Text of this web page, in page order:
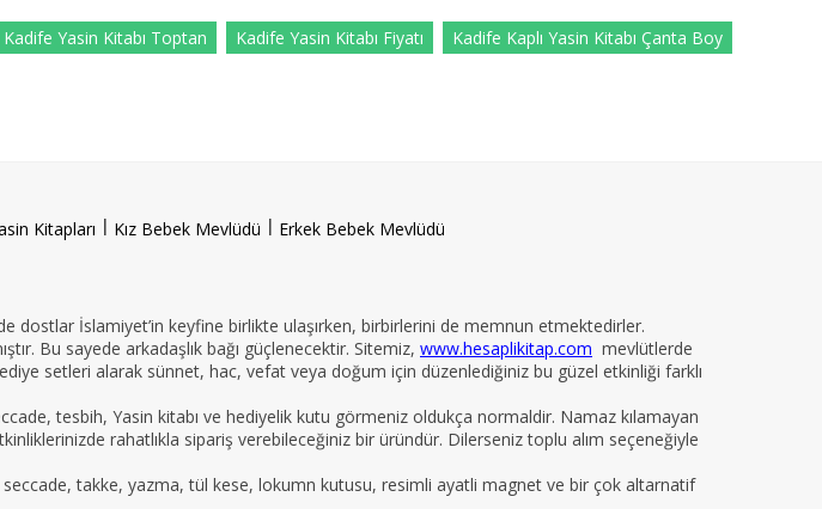
Kadife Yasin Kitabı Toptan Kadife Yasin Kitabı Fiyatı Kadife Kaplı Yasin Kitabı Çanta Boy
Kitapları l Kız Bebek Mevlüdü l Erkek Bebek Mevlüdü
dostlar İslamiyet’in keyfine birlikte ulaşırken, birbirlerini de memnun etmektedirler.
Bu sayede arkadaşlık bağı güçlenecektir. Sitemiz, www.hesaplikitap.com mevlütlerde
setleri alarak sünnet, hac, vefat veya doğum için düzenlediğiniz bu güzel etkinliği farklı
tesbih, Yasin kitabı ve hediyelik kutu görmeniz oldukça normaldir. Namaz kılamayan
rahatlıkla sipariş verebileceğiniz bir üründür. Dilerseniz toplu alım seçeneğiyle
takke, yazma, tül kese, lokumn kutusu, resimli ayatli magnet ve bir çok altarnatif